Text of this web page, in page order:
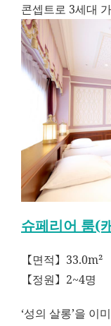
콘셉트로 3세대
슈페리어 룸(
【면적】33.0m²
【정원】2~4명
‘성의 살롱’을 이